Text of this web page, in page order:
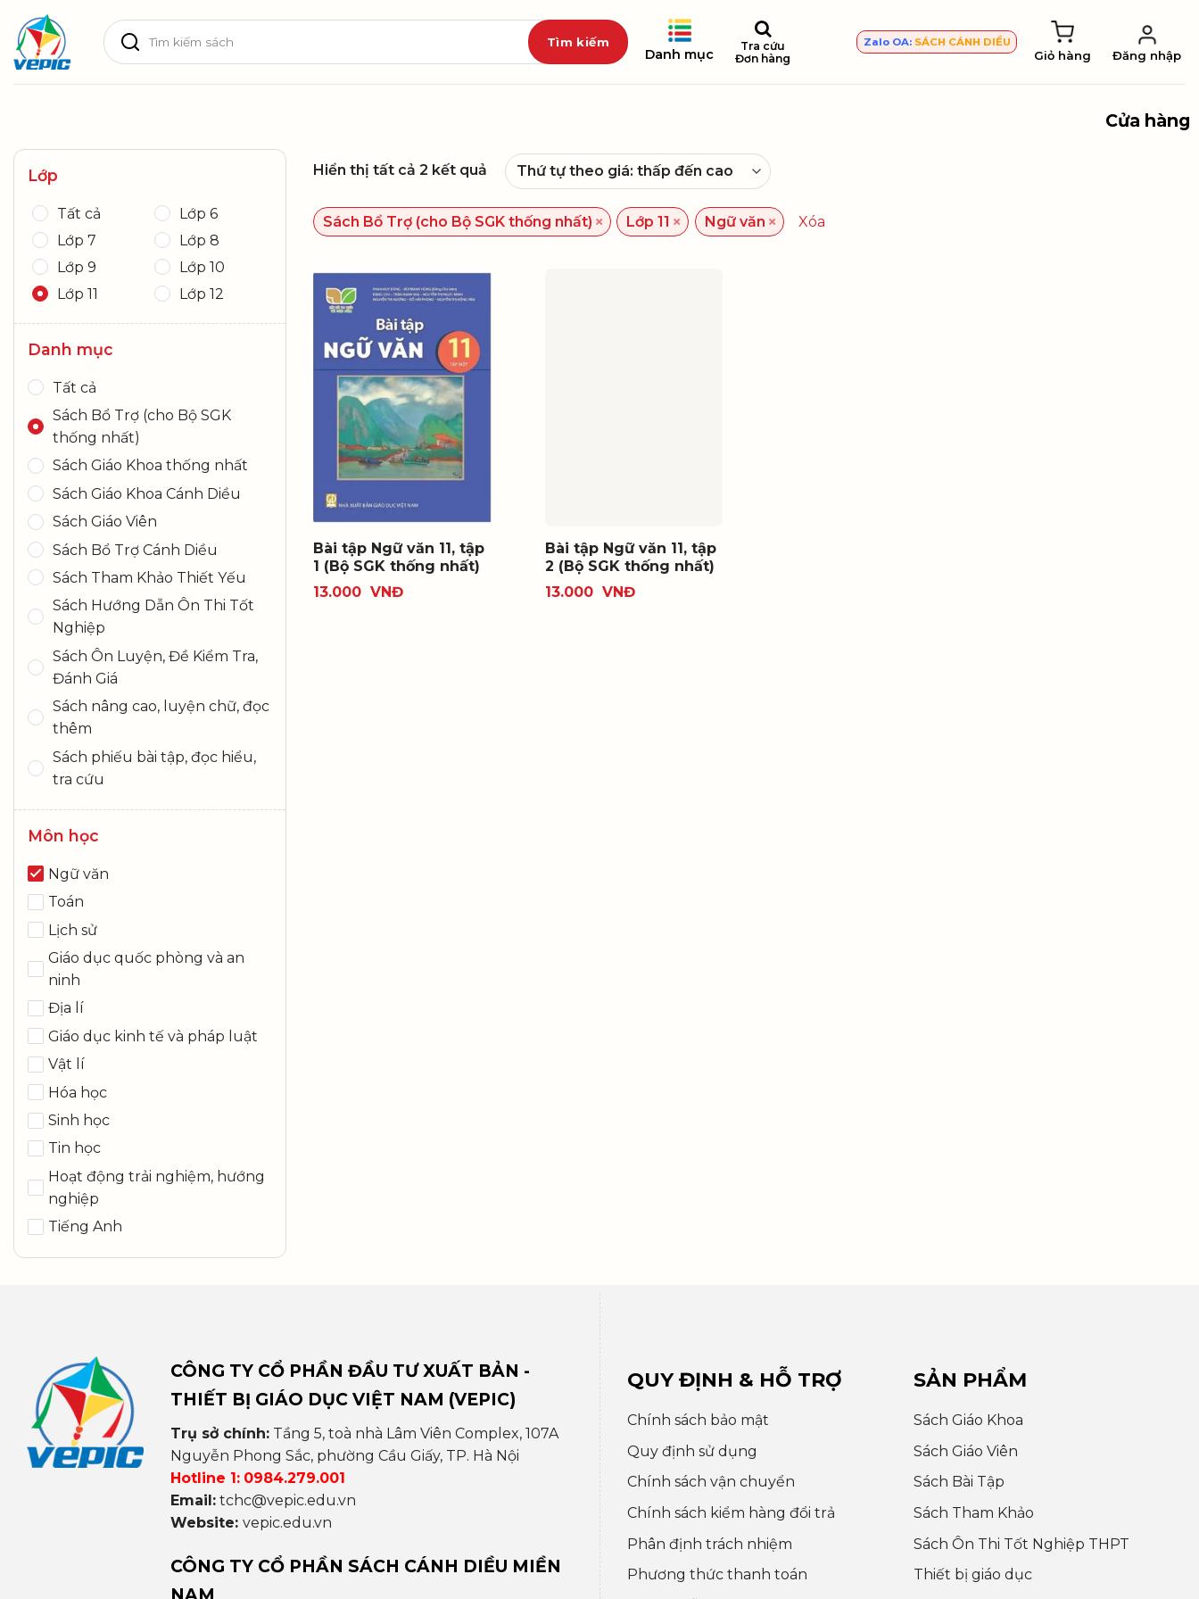
content
Tìm
kiếm:
Danh mục
Tra cứu
Đơn hàng
Zalo OA: SÁCH CÁNH DIỀU
Giỏ hàng Đăng nhập
Cửa hàng
Lớp
Tất cả
Lớp 6
Lớp 7
Lớp 8
Lớp 9
Lớp 10
Lớp 11
Lớp 12
Danh mục
Tất cả
Sách Bổ Trợ (cho Bộ SGK
thống nhất)
Sách Giáo Khoa thống nhất
Sách Giáo Khoa Cánh Diều
Sách Giáo Viên
Sách Bổ Trợ Cánh Diều
Sách Tham Khảo Thiết Yếu
Sách Hướng Dẫn Ôn Thi Tốt
Nghiệp
Sách Ôn Luyện, Đề Kiểm Tra,
Đánh Giá
Sách nâng cao, luyện chữ, đọc
thêm
Sách phiếu bài tập, đọc hiểu,
tra cứu
Môn học
Ngữ văn
Toán
Lịch sử
Giáo dục quốc phòng và an
ninh
Địa lí
Giáo dục kinh tế và pháp luật
Vật lí
Hóa học
Sinh học
Tin học
Hoạt động trải nghiệm, hướng
nghiệp
Tiếng Anh
Hiển thị tất cả 2 kết quả
Sách Bổ Trợ (cho Bộ SGK thống nhất) × Lớp 11 × Ngữ văn × Xóa
Bài tập Ngữ văn 11, tập
1 (Bộ SGK thống nhất)
13.000 VNĐ
Bài tập Ngữ văn 11, tập
2 (Bộ SGK thống nhất)
13.000 VNĐ
CÔNG TY CỔ PHẦN ĐẦU TƯ XUẤT BẢN -
THIẾT BỊ GIÁO DỤC VIỆT NAM (VEPIC)
Trụ sở chính:Tầng 5, toà nhà Lâm Viên Complex, 107A
Nguyễn Phong Sắc, phường Cầu Giấy, TP. Hà Nội
Hotline 1: 0984.279.001
Email: tchc@vepic.edu.vn
Website: vepic.edu.vn
CÔNG TY CỔ PHẦN SÁCH CÁNH DIỀU MIỀN
QUY ĐỊNH & HỖ TRỢ
Chính sách bảo mật
Quy định sử dụng
Chính sách vận chuyển
Chính sách kiểm hàng đổi trả
Phân định trách nhiệm
Phương thức thanh toán
SẢN PHẨM
Sách Giáo Khoa
Sách Giáo Viên
Sách Bài Tập
Sách Tham Khảo
Sách Ôn Thi Tốt Nghiệp THPT
Thiết bị giáo dục